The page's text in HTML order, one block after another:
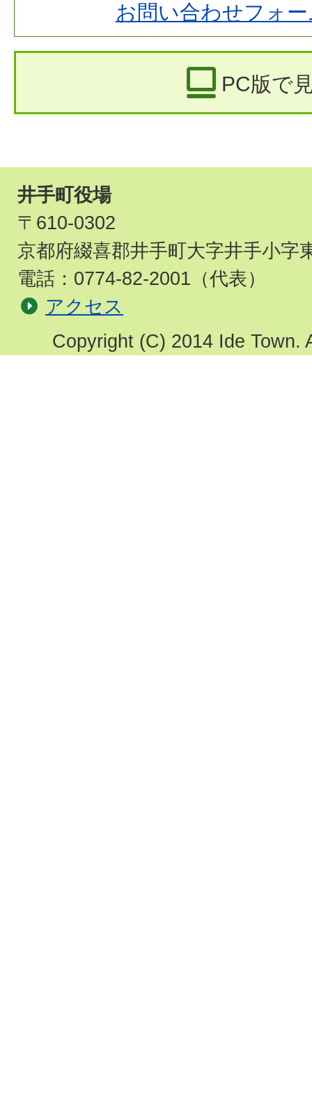
お問い合わせフォ
PC版で
井手町役場
〒610-0302
京都府綴喜郡井手町大字井手小字
電話： 0774-82-2001 （代表）
アクセス
Copyright (C) 2014 Ide Town.